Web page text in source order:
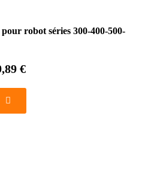
robot séries 300-400-500-
€